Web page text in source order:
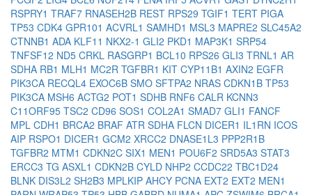
RSPRY1 TRAF7 RNASEH2B REST RPS29 TGIF1 TERT PIGA
TP53 CDK4 GPR101 ACVRL1 SAMHD1 MSL3 MAPRE2 SLC45A2
CTNNB1 ADA KLF11 NKX2-1 GLI2 PKD1 MAP3K1 SRP54
TNFSF12 ND5 CRKL RASGRP1 BCL10 RPS26 GLI3 TRNL1 AR
SDHA RB1 MLH1 MC2R TGFBR1 KIT CYP11B1 AXIN2 EGFR
PIK3CA RECQL4 EXOC6B SMO SFTPA2 NRAS CDKN1B TP53
PIK3CA MSH6 ACTG2 POT1 SDHB RNF6 CALR KCNN3
C11ORF95 TSC2 CD96 SOS1 COL2A1 SMAD7 GLI1 FANCF
MPL CDH1 BRCA2 BRAF ATR SDHA FLCN DICER1 IL1RN ICOS
AIP RSPO1 DICER1 GCM2 XRCC2 DNASE1L3 PPP2R1B
TGFBR2 MTM1 CDKN2C SIX1 MEN1 POU6F2 SRD5A3 STAT3
ERCC3 TG ASXL1 CDKN2B CYLD NHP2 CCDC22 TBC1D24
BLNK DIS3L2 SH2B3 MPLKIP AHCY PCNA EXT2 EXT2 MEN1